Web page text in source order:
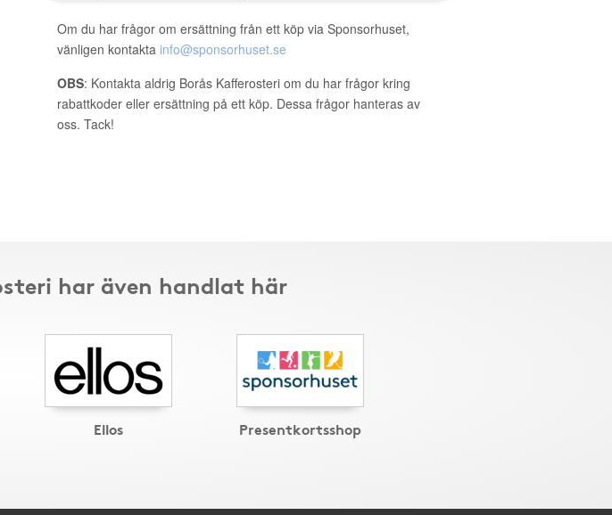
Om du har frågor om ersättning från ett köp via Sponsorhuset,
vänligen kontakta info@sponsorhuset.se
OBS: Kontakta aldrig Borås Kafferosteri om du har frågor kring
rabattkoder eller ersättning på ett köp. Dessa frågor hanteras av
oss. Tack!
har även handlat här
Ellos Presentkortsshop